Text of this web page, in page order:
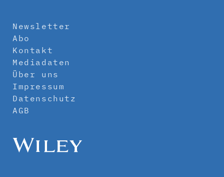
Newsletter
Abo
Kontakt
Mediadaten
Über uns
Impressum
Datenschutz
AGB